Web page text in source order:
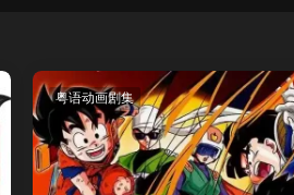
粤语动画剧集